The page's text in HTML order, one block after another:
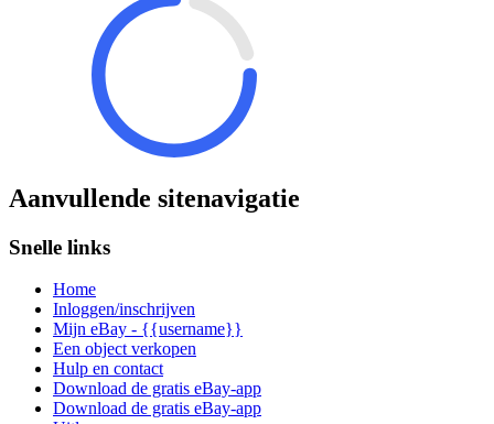
Aanvullende sitenavigatie
Snelle links
Home
Inloggen/inschrijven
Mijn eBay - {{username}}
Een object verkopen
Hulp en contact
Download de gratis eBay-app
Download de gratis eBay-app